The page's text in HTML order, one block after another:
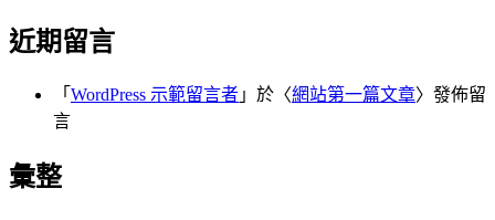
近期留言
「 WordPress 示範留言者 」於〈網站第一篇文章〉發佈留
言
彙整